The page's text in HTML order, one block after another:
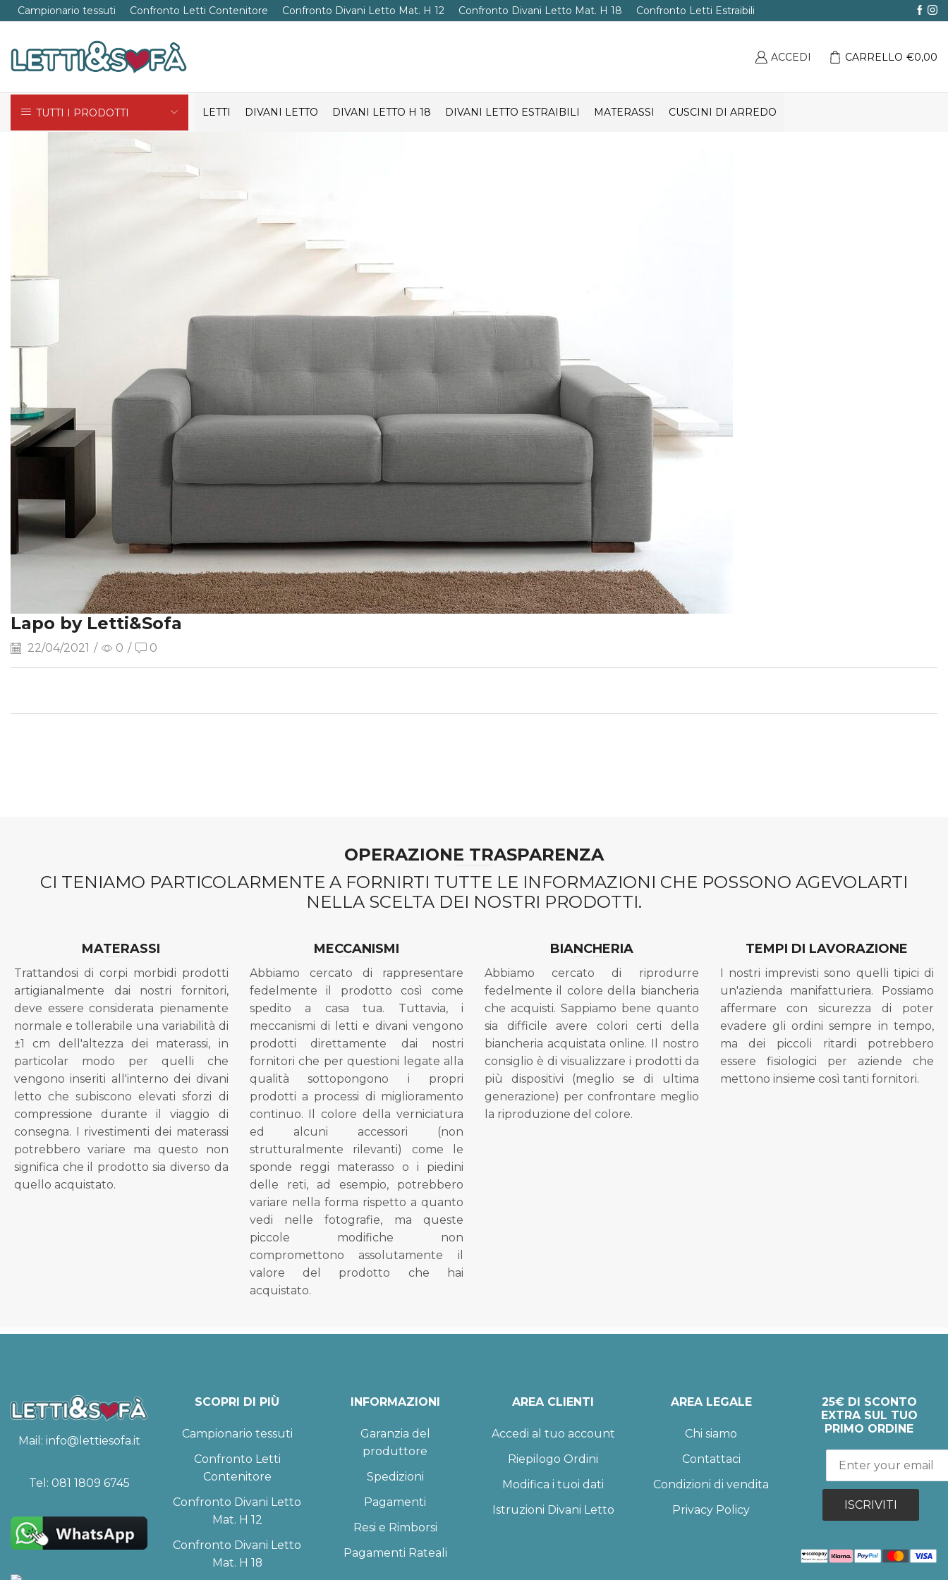
Campionario tessuti Confronto Letti Contenitore Confronto Divani Letto Mat. H 12 Confronto Divani Letto Mat. H 18 Confronto Letti Estraibili
ACCEDI CARRELLO €0,00
TUTTI I PRODOTTI LETTI DIVANI LETTO DIVANI LETTO H 18 DIVANI LETTO ESTRAIBILI MATERASSI CUSCINI DI ARREDO
Lapo by Letti&Sofa
22/04/2021 / 0 / 0
OPERAZIONE TRASPARENZA
CI TENIAMO PARTICOLARMENTE A FORNIRTI TUTTE LE INFORMAZIONI CHE POSSONO AGEVOLARTI
NELLA SCELTA DEI NOSTRI PRODOTTI.
MATERASSI
Trattandosi di corpi morbidi prodotti
artigianalmente dai nostri fornitori,
deve essere considerata pienamente
normale e tollerabile una variabilità di
±1 cm dell'altezza dei materassi, in
particolar modo per quelli che
vengono inseriti all'interno dei divani
letto che subiscono elevati sforzi di
compressione durante il viaggio di
consegna. I rivestimenti dei materassi
potrebbero variare ma questo non
significa che il prodotto sia diverso da
quello acquistato.
MECCANISMI
Abbiamo cercato di rappresentare
fedelmente il prodotto così come
spedito a casa tua. Tuttavia, i
meccanismi di letti e divani vengono
prodotti direttamente dai nostri
fornitori che per questioni legate alla
qualità sottopongono i propri
prodotti a processi di miglioramento
continuo. Il colore della verniciatura
ed alcuni accessori (non
strutturalmente rilevanti) come le
sponde reggi materasso o i piedini
delle reti, ad esempio, potrebbero
variare nella forma rispetto a quanto
vedi nelle fotografie, ma queste
piccole modifiche non
compromettono assolutamente il
valore del prodotto che hai
acquistato.
BIANCHERIA
Abbiamo cercato di riprodurre
fedelmente il colore della biancheria
che acquisti. Sappiamo bene quanto
sia difficile avere colori certi della
biancheria acquistata online. Il nostro
consiglio è di visualizzare i prodotti da
più dispositivi (meglio se di ultima
generazione) per confrontare meglio
la riproduzione del colore.
TEMPI DI LAVORAZIONE
I nostri imprevisti sono quelli tipici di
un'azienda manifatturiera. Possiamo
affermare con sicurezza di poter
evadere gli ordini sempre in tempo,
ma dei piccoli ritardi potrebbero
essere fisiologici per aziende che
mettono insieme così tanti fornitori.
Mail: info@lettiesofa.it
Tel: 081 1809 6745
SCOPRI DI PIÙ
Campionario tessuti
Confronto Letti
Contenitore
Confronto Divani Letto
Mat. H 12
Confronto Divani Letto
Mat. H 18
INFORMAZIONI
Garanzia del
produttore
Spedizioni
Pagamenti
Resi e Rimborsi
Pagamenti Rateali
AREA CLIENTI
Accedi al tuo account
Riepilogo Ordini
Modifica i tuoi dati
Istruzioni Divani Letto
AREA LEGALE
Chi siamo
Contattaci
Condizioni di vendita
Privacy Policy
25€ DI SCONTO
EXTRA SUL TUO
PRIMO ORDINE
ISCRIVITI